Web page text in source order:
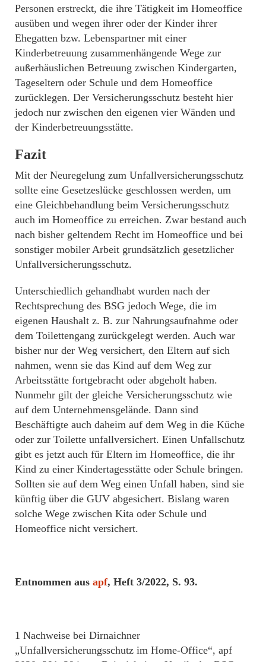
Personen erstreckt, die ihre Tätigkeit im Homeoffice
ausüben und wegen ihrer oder der Kinder ihrer
Ehegatten bzw. Lebenspartner mit einer
Kinderbetreuung zusammenhängende Wege zur
außerhäuslichen Betreuung zwischen Kindergarten,
Tageseltern oder Schule und dem Homeoffice
zurücklegen. Der Versicherungsschutz besteht hier
jedoch nur zwischen den eigenen vier Wänden und
der Kinderbetreuungsstätte.
Fazit
Mit der Neuregelung zum Unfallversicherungsschutz
sollte eine Gesetzeslücke geschlossen werden, um
eine Gleichbehandlung beim Versicherungsschutz
auch im Homeoffice zu erreichen. Zwar bestand auch
nach bisher geltendem Recht im Homeoffice und bei
sonstiger mobiler Arbeit grundsätzlich gesetzlicher
Unfallversicherungsschutz.
Unterschiedlich gehandhabt wurden nach der
Rechtsprechung des BSG jedoch Wege, die im
eigenen Haushalt z. B. zur Nahrungsaufnahme oder
dem Toilettengang zurückgelegt werden. Auch war
bisher nur der Weg versichert, den Eltern auf sich
nahmen, wenn sie das Kind auf dem Weg zur
Arbeitsstätte fortgebracht oder abgeholt haben.
Nunmehr gilt der gleiche Versicherungsschutz wie
auf dem Unternehmensgelände. Dann sind
Beschäftigte auch daheim auf dem Weg in die Küche
oder zur Toilette unfallversichert. Einen Unfallschutz
gibt es jetzt auch für Eltern im Homeoffice, die ihr
Kind zu einer Kindertagesstätte oder Schule bringen.
Sollten sie auf dem Weg einen Unfall haben, sind sie
künftig über die GUV abgesichert. Bislang waren
solche Wege zwischen Kita oder Schule und
Homeoffice nicht versichert.
Entnommen aus apf, Heft 3/2022, S. 93.
1 Nachweise bei Dirnaichner
„Unfallversicherungsschutz im Home-Office“, apf